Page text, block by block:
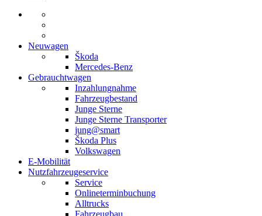
Neuwagen
Škoda
Mercedes-Benz
Gebrauchtwagen
Inzahlungnahme
Fahrzeugbestand
Junge Sterne
Junge Sterne Transporter
jung@smart
Škoda Plus
Volkswagen
E-Mobilität
Nutzfahrzeugeservice
Service
Onlineterminbuchung
Alltrucks
Fahrzeugbau